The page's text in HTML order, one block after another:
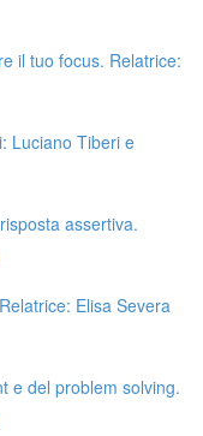
il tuo focus. Relatrice:
Luciano Tiberi e
assertiva.
Elisa Severa
e del problem solving.